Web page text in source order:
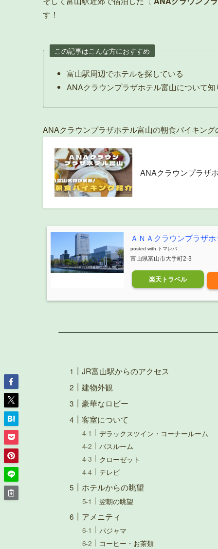
す！
この記事はこんな方におすすめ
富山駅周辺でホテルを探している
ANAクラウンプラザホテル富山について知
ANAクラウンプラザホテル富山の朝食バイキン
ANAクラウンプラザ
ＡＮＡクラウンプラザ
posted with トマレバ
富山県富山市大手町2-3
楽天トラベル
JR富山駅からのアクセス
建物外観
豪華なロビー
客室について
デラックスツイン・コーナールーム
バスルーム
クローゼット
テレビ
ホテルからの眺望
翌朝の眺望
アメニティ
パジャマ
コーヒー・お茶類